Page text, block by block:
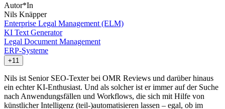
Autor*In
Nils Knäpper
Enterprise Legal Management (ELM)
KI Text Generator
Legal Document Management
ERP-Systeme
+11
Nils ist Senior SEO-Texter bei OMR Reviews und darüber hinaus
ein echter KI-Enthusiast. Und als solcher ist er immer auf der Suche
nach Anwendungsfällen und Workflows, die sich mit Hilfe von
künstlicher Intelligenz (teil-)automatisieren lassen – egal, ob im